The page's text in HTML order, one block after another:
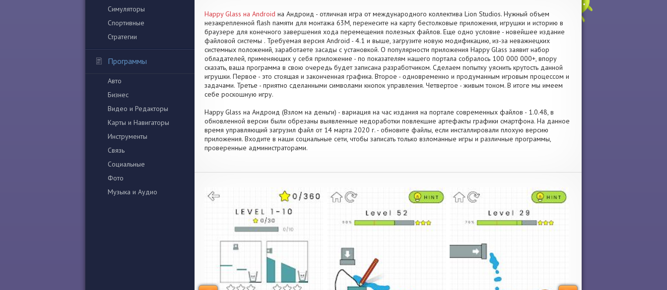
Симуляторы
Спортивные
Стратегии
Программы
Авто
Бизнес
Видео и Редакторы
Карты и Навигаторы
Инструменты
Связь
Социальные
Фото
Музыка и Аудио
Happy Glass на Android на Андроид - отличная игра от международного коллектива Lion Studios. Нужный объем
незакрепленной flash памяти для монтажа 63M, перенесите на карту бестолковые приложения, игрушки и историю в
браузере для конечного завершения хода перемещения полезных файлов. Еще одно условие - новейшее издание
файловой системы . Требуемая версия Android - 4.1 и выше, загрузите новую модификацию, из-за неважнецких
системных положений, заработаете засады с установкой. О популярности приложения Happy Glass заявит набор
обладателей, применяющих у себя приложение - по показателям нашего портала собралось 100 000 000+, впору
сказать, ваша программа в свою очередь будет записана разработчиком. Сделаем попытку уяснить крутость данной
игрушки. Первое - это стоящая и законченная графика. Второе - одновременно и продуманным игровым процессом и
задачами. Третье - приятно сделанными символами кнопок управления. Четвертое - живым тоном. В итоге мы имеем
себе роскошную игру.
Happy Glass на Андроид (Взлом на деньги) - вариация на час издания на портале современных файлов - 1.0.48, в
обновленной версии были обрезаны выявленные недоработки повлекшие артефакты графики смартфона. На данное
время управляющий загрузил файл от 14 марта 2020 г. - обновите файлы, если инсталлировали плохую версию
приложения. Входите в наши социальные сети, чтобы записать только взломанные игры и различные программы,
проверенные администраторами.